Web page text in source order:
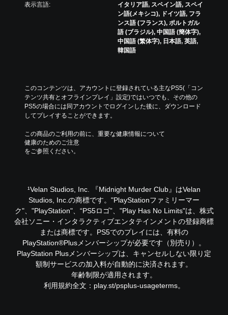
表示言語:
イタリア語, スペイン語, スペイ
ン語(メキシコ), ドイツ語, フラ
ンス語 (フランス), ポルトガル
語 (ブラジル), 中国語 (簡体字),
中国語 (繁体字), 日本語, 英語,
韓国語
このコンテンツは、アカウントに登録されている主なPS5(「コン
テンツ共有とオフラインプレイ」設定)ではいつでも、その他の
PS5の場合には同アカウントでログインした後に、ダウンロード
してプレイすることができます。
この商品のご利用の前に、重要な健康情報について
健康のためのご注意
をご参照ください。
‎¹Velan Studios, Inc. 『Midnight Murder Club』はVelan
Studios, Inc.の商標です。‎"PlayStationファミリーマー
ク"、"PlayStation"、“PS5ロゴ”、"Play Has No Limits"は、株式
会社ソニー・インタラクティブエンタテインメントの登録商標
または商標です。PS5でのプレイには、有料の
PlayStation®Plusメンバーシップが必要です（別売り）。
PlayStation Plusメンバーシップは、キャンセルしない限り定
額制サービスの加入料が自動的に決済されます。
年齢制限が適用されます。
利用規約全文：play.st/psplus-usageterms。